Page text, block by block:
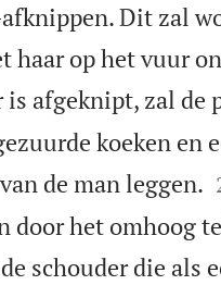
Dit zal
haar op het vuur
afgeknipt, zal de
koeken en
de man leggen.
door het omhoog
schouder die als